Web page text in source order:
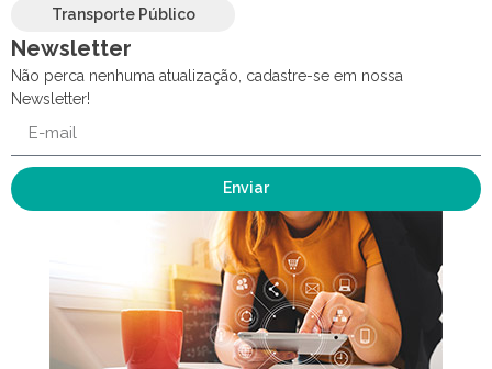
Transporte Público
Newsletter
Não perca nenhuma atualização, cadastre-se em nossa
Newsletter!
Enviar